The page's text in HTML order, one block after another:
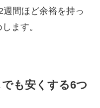
間ほど余裕を持っ
ます。
も安くする6つ